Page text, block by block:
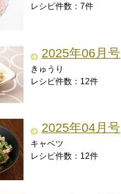
レシピ件数：7件
2025年06月号
きゅうり
レシピ件数：12件
2025年04月号
キャベツ
レシピ件数：12件